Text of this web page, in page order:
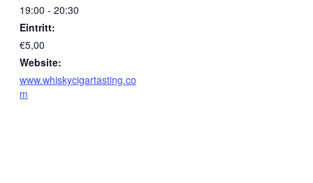
19:00 - 20:30
Eintritt:
€5,00
Website:
www.whiskycigartasting.co
m